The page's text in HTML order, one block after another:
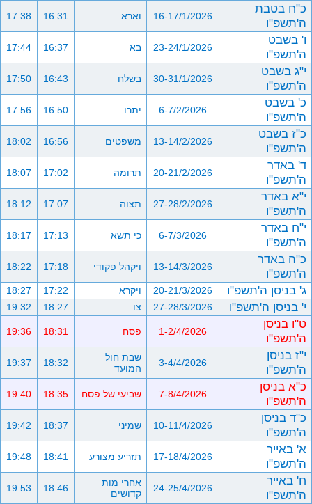
כ"ח בטבת
ה'תשפ"ו
16-17/1/2026 וארא 16:31
17:38
ו' בשבט
ה'תשפ"ו
23-24/1/2026 בא 16:37
17:44
י"ג בשבט
ה'תשפ"ו
30-31/1/2026 בשלח 16:43
17:50
כ' בשבט
ה'תשפ"ו
6-7/2/2026 יתרו 16:50
17:56
כ"ז בשבט
ה'תשפ"ו
13-14/2/2026 משפטים 16:56
18:02
ד' באדר
ה'תשפ"ו
20-21/2/2026 תרומה 17:02
18:07
י"א באדר
ה'תשפ"ו
27-28/2/2026 תצוה 17:07
18:12
י"ח באדר
ה'תשפ"ו
6-7/3/2026 כי תשא 17:13
18:17
כ"ה באדר
ה'תשפ"ו
13-14/3/2026 ויקהל פקודי 17:18
18:22
ג' בניסן ה'תשפ"ו 20-21/3/2026 ויקרא 17:22
18:27
י' בניסן ה'תשפ"ו 27-28/3/2026 צו 18:27
19:32
ט"ו בניסן
ה'תשפ"ו
1-2/4/2026 פסח 18:31
19:36
י"ז בניסן
ה'תשפ"ו
3-4/4/2026
שבת חול
המועד
18:32
19:37
כ"א בניסן
ה'תשפ"ו
7-8/4/2026 שביעי של פסח 18:35
19:40
כ"ד בניסן
ה'תשפ"ו
10-11/4/2026 שמיני 18:37
19:42
א' באייר
ה'תשפ"ו
17-18/4/2026 תזריע מצורע 18:41
19:48
ח' באייר
ה'תשפ"ו
24-25/4/2026
אחרי מות
קדושים
18:46
19:53